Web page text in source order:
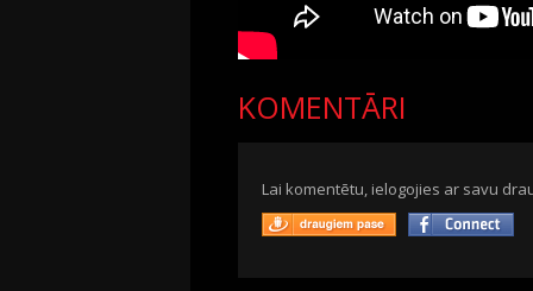
KOMENTĀRI
Lai komentētu, ielogojies ar savu